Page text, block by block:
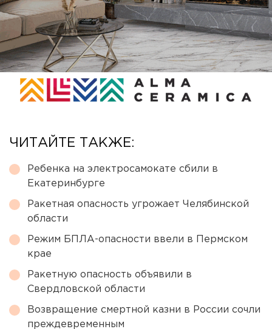
ЧИТАЙТЕ ТАКЖЕ:
Ребенка на электросамокате сбили в
Екатеринбурге
Ракетная опасность угрожает Челябинской
области
Режим БПЛА-опасности ввели в Пермском
крае
Ракетную опасность объявили в
Свердловской области
Возвращение смертной казни в России сочли
преждевременным